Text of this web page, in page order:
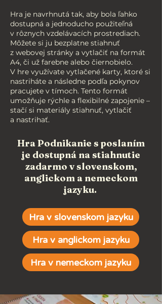
Hra je navrhnutá tak, aby bola ľahko
dostupná a jednoducho použiteľná
v rôznych vzdelávacích prostrediach.
Môžete si ju bezplatne stiahnuť
z webovej stránky a vytlačiť na formát
A4, či už farebne alebo čiernobielo.
V hre využívate vytlačené karty, ktoré si
nastriháte a následne podľa pokynov
pracujete v tímoch. Tento formát
umožňuje rýchle a flexibilné zapojenie –
stačí si materiály stiahnuť, vytlačiť
a nastrihať.
Hra Podnikanie s poslaním
je dostupná na stiahnutie
zadarmo v slovenskom,
anglickom a nemeckom
jazyku.
Hra v slovenskom jazyku
Hra v anglickom jazyku
Hra v nemeckom jazyku